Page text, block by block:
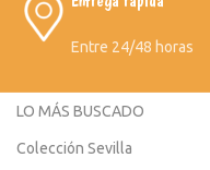
Entre 24/48 horas
LO MÁS BUSCADO
Colección Sevilla